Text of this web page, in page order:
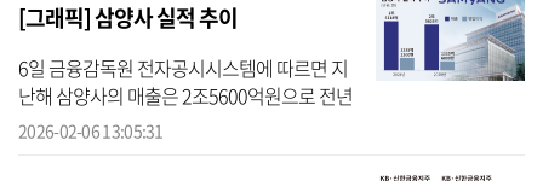
[그래픽] 삼양사 실적 추이
6일 금융감독원 전자공시시스템에 따르면 지
난해 삼양사의 매출은 2조5600억원으로 전년
동기 대비 4.1% 하락했다. 영업이익의 경우 동
2026-02-06 13:05:31